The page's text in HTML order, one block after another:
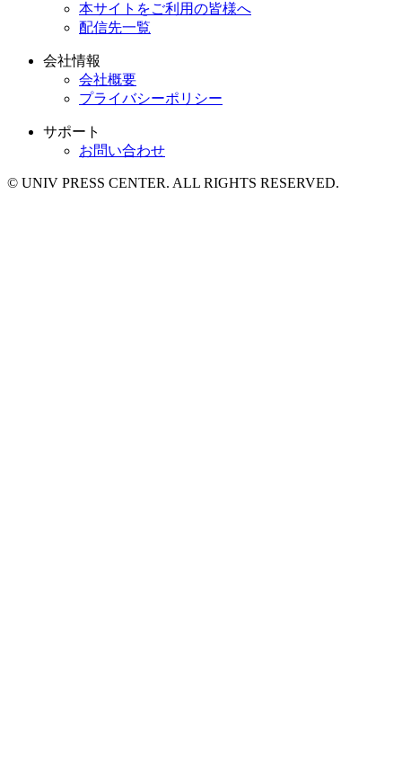
本サイトをご利用の皆様へ
配信先一覧
会社情報
会社概要
プライバシーポリシー
サポート
お問い合わせ
© UNIV PRESS CENTER. ALL RIGHTS RESERVED.